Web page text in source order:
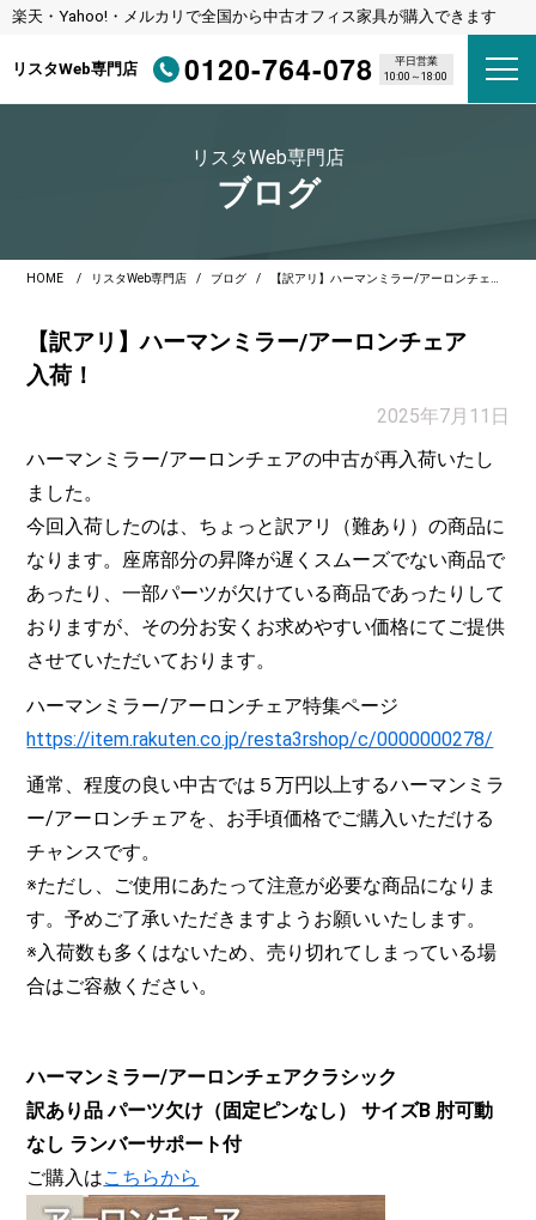
楽天・Yahoo!・メルカリで全国から中古オフィス家具が購入できます
リスタWeb専門店 0120-764-078
平日営業
10:00～18:00
リスタWeb専門店
ブログ
HOME リスタWeb専門店 ブログ 【訳アリ】ハーマンミラー/アーロンチェア入荷！
【訳アリ】ハーマンミラー/アーロンチェア
入荷！
2025年7月11日
ハーマンミラー/アーロンチェアの中古が再入荷いたし
ました。
今回入荷したのは、ちょっと訳アリ（難あり）の商品に
なります。座席部分の昇降が遅くスムーズでない商品で
あったり、一部パーツが欠けている商品であったりして
おりますが、その分お安くお求めやすい価格にてご提供
させていただいております。
ハーマンミラー/アーロンチェア特集ページ
https://item.rakuten.co.jp/resta3rshop/c/0000000278/
通常、程度の良い中古では５万円以上するハーマンミラ
ー/アーロンチェアを、お手頃価格でご購入いただける
チャンスです。
※ただし、ご使用にあたって注意が必要な商品になりま
す。予めご了承いただきますようお願いいたします。
※入荷数も多くはないため、売り切れてしまっている場
合はご容赦ください。
ハーマンミラー/アーロンチェアクラシック
訳あり品 パーツ欠け（固定ピンなし） サイズB 肘可動
なし ランバーサポート付
ご購入はこちらから